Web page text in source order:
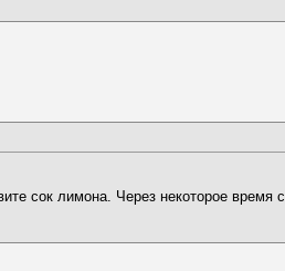
сок лимона. Через некоторое время